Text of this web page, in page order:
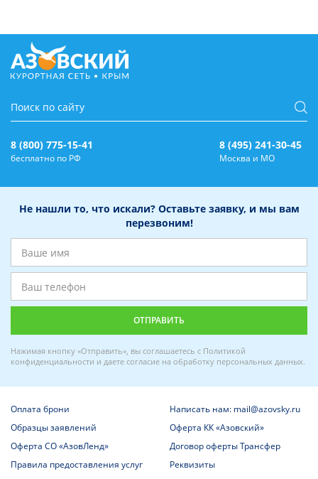
8 (800) 775-15-41
бесплатно по РФ
8 (495) 241-30-45
Москва и МО
Не нашли то, что искали? Оставьте заявку, и мы вам
перезвоним!
Нажимая кнопку «Отправить», вы соглашаетесь с Политикой
конфиденциальности и даете согласие на обработку персональных данных.
Оплата брони
Написать нам: mail@azovsky.ru
Образцы заявлений
Оферта КК «Азовский»
Оферта СО «АзовЛенд»
Договор оферты Трансфер
Правила предоставления услуг
Реквизиты